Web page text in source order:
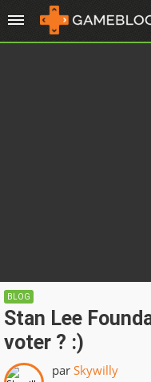
BLOG
Stan Lee
voter ? :)
par Skywilly